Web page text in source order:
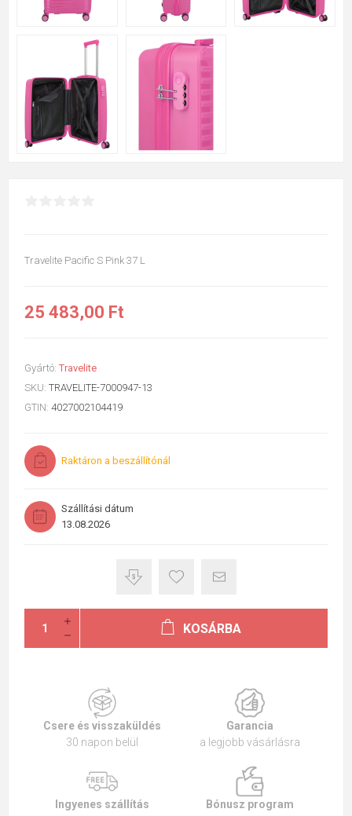
Travelite Pacific S Pink 37 L
25 483,00 Ft
Gyártó: Travelite
SKU: TRAVELITE-7000947-13
GTIN: 4027002104419
Raktáron a beszállítónál
Szállítási dátum
13.08.2026
KOSÁRBA
Csere és visszaküldés
30 napon belül
Garancia
a legjobb vásárlásra
Ingyenes szállítás
Bónusz program